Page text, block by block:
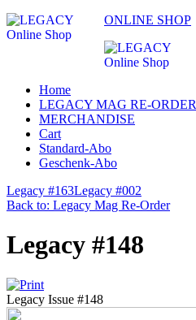
ONLINE SHOP
Home
LEGACY MAG RE-ORDER
MERCHANDISE
Cart
Standard-Abo
Geschenk-Abo
Legacy #163Legacy #002
Back to: Legacy Mag Re-Order
Legacy #148
Legacy Issue #148